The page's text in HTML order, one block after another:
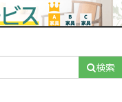
検索